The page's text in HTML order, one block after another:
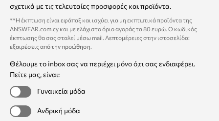
σχετικά με τις τελευταίες προσφορές και προϊόντα.
**Η έκπτωση είναι εφάπαξ και ισχύει για μη εκπτωτικά προϊόντα της
ANSWEAR.com.cy και με ελάχιστο όριο αγοράς τα 80 ευρώ. Ο κωδικός
έκπτωσης θα σας σταλεί μέσω mail. Λεπτομέρειες στην ιστοσελίδα:
εξαιρέσεις από την προώθηση
Θέλουμε το inbox σας να περιέχει μόνο ό,τι σας ενδιαφέρει.
Πείτε μας, είναι:
Γυναικεία μόδα
Ανδρική μόδα